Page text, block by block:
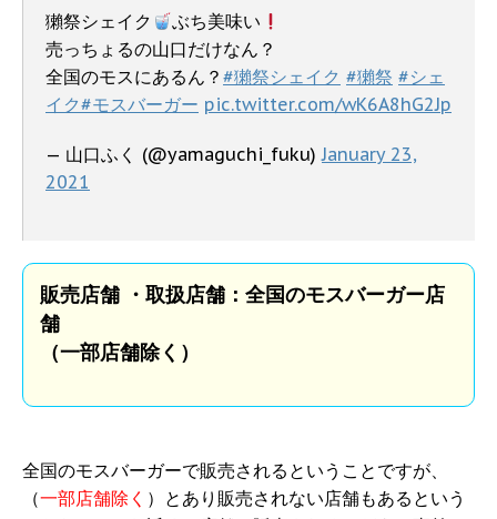
獺祭シェイク
ぶち美味い
売っちょるの山口だけなん？
全国のモスにあるん？ #獺祭シェイク #獺祭 #シェ
イク#モスバーガー pic.twitter.com/wK6A8hG2Jp
— 山口ふく (@yamaguchi_fuku)January 23,
2021
販売店舗 ・取扱店舗：全国のモスバーガー店
舗
（一部店舗除く）
全国のモスバーガーで販売されるということですが、
（一部店舗除く ）とあり販売されない店舗もあるという